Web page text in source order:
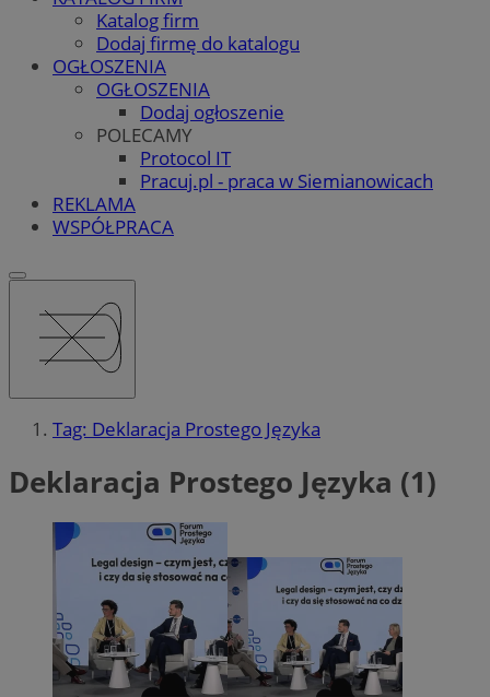
Katalog firm
Dodaj firmę do katalogu
OGŁOSZENIA
OGŁOSZENIA
Dodaj ogłoszenie
POLECAMY
Protocol IT
Pracuj.pl - praca w Siemianowicach
REKLAMA
WSPÓŁPRACA
Tag: Deklaracja Prostego Języka
Deklaracja Prostego Języka (1)